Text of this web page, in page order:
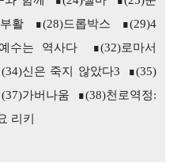
부활 ∎(28)드롭박스
∎(29)4
예수는 역사다
∎(32)로마서
신은 죽지 않았다3
∎(35)
가버나움
∎(38)천로역정:
리키